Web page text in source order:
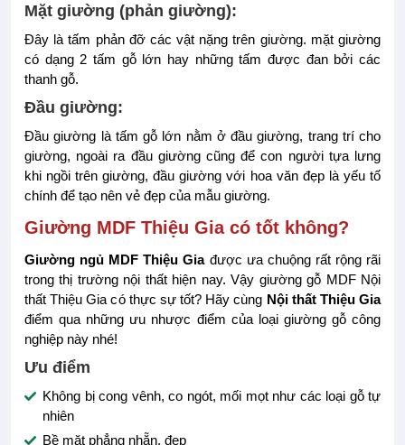
Mặt giường (phản giường):
Đây là tấm phản đỡ các vật nặng trên giường. mặt giường
có dạng 2 tấm gỗ lớn hay những tấm được đan bởi các
thanh gỗ.
Đầu giường:
Đầu giường là tấm gỗ lớn nằm ở đầu giường, trang trí cho
giường, ngoài ra đầu giường cũng để con người tựa lưng
khi ngồi trên giường, đầu giường với hoa văn đẹp là yếu tố
chính để tạo nên vẻ đẹp của mẫu giường.
Giường MDF Thiệu Gia có tốt không?
Giường ngủ MDF Thiệu Giađược ưa chuộng rất rộng rãi
trong thị trường nội thất hiện nay. Vậy giường gỗ MDF Nội
thất Thiệu Gia có thực sự tốt? Hãy cùng Nội thất Thiệu Gia
điểm qua những ưu nhược điểm của loại giường gỗ công
nghiệp này nhé!
Ưu điểm
Không bị cong vênh, co ngót, mối mọt như các loại gỗ tự
nhiên
Bề mặt phẳng nhẵn, đẹp